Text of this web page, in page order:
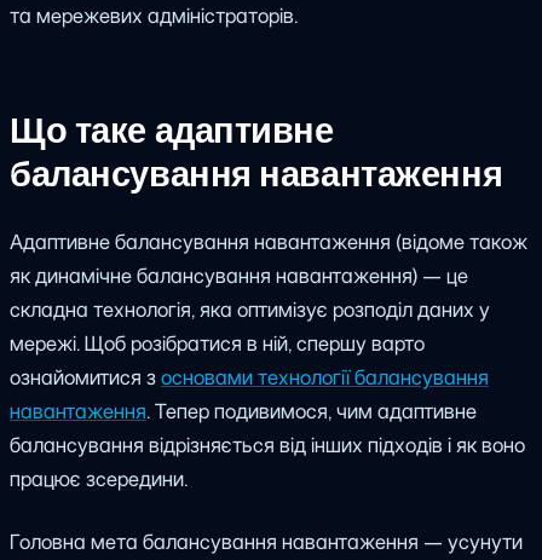
та мережевих адміністраторів.
Що таке адаптивне
балансування навантаження
Адаптивне балансування навантаження (відоме також
як динамічне балансування навантаження) — це
складна технологія, яка оптимізує розподіл даних у
мережі. Щоб розібратися в ній, спершу варто
ознайомитися зосновами технології балансування
навантаження. Тепер подивимося, чим адаптивне
балансування відрізняється від інших підходів і як воно
працює зсередини.
Головна мета балансування навантаження — усунути